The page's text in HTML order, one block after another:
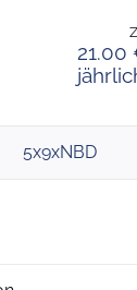
5x9xNBD